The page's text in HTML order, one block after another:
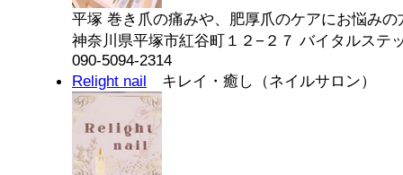
平塚 巻き爪の痛みや、肥厚爪のケアにお悩み
神奈川県平塚市紅谷町１２−２７ バイタルステ
090-5094-2314
Relight nail キレイ・癒し（ネイルサロン）